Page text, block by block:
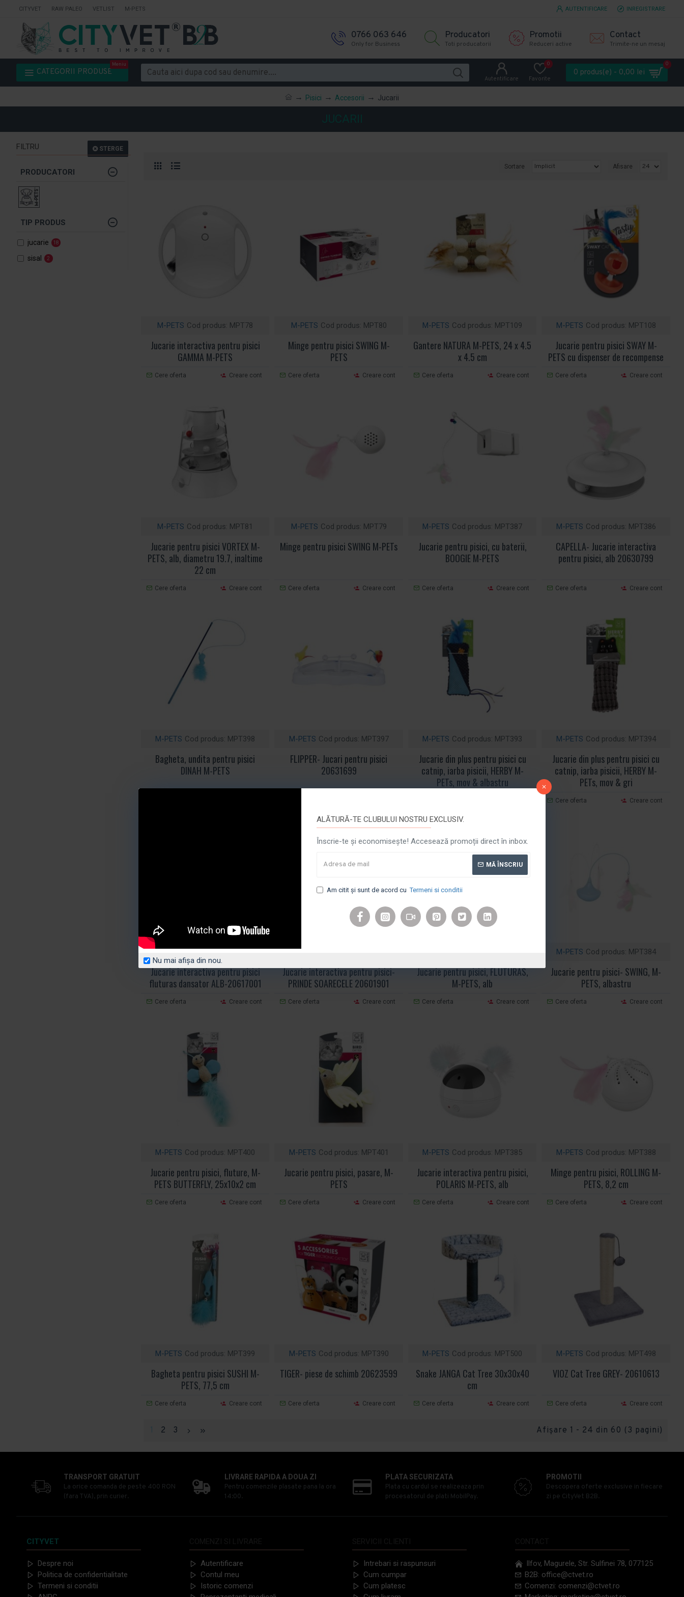
ALĂTURĂ-TE CLUBULUI NOSTRU EXCLUSIV.
Înscrie-te și economisește! Accesează promoții direct în inbox.
MĂ ÎNSCRIU
Am citit şi sunt de acord cu Termeni si conditii
Nu mai afișa din nou.
CITYVET RAW PALEO VETLIST M-PETS AUTENTIFICARE INREGISTRARE
0766 063 646
Only for Business
Producatori
Toti producatorii
Promotii
Reduceri active
Contact
Trimite-ne un mesaj
CATEGORII PRODUSE
Meniu
Autentificare Favorite
0
0 produs(e) - 0,00 lei
0
Pisici Accesorii Jucarii
JUCARII
FILTRU STERGE
PRODUCATORI
TIP PRODUS
jucarie 18
sisal 2
Sortare Afisare
M-PETS Cod produs: MPT78
Jucarie interactiva pentru pisici
GAMMA M-PETS
Cere oferta Creare cont
M-PETS Cod produs: MPT80
Minge pentru pisici SWING M-
PETS
Cere oferta Creare cont
M-PETS Cod produs: MPT109
Gantere NATURA M-PETS, 24 x 4.5
x 4.5 cm
Cere oferta Creare cont
M-PETS Cod produs: MPT108
Jucarie pentru pisici SWAY M-
PETS cu dispenser de recompense
Cere oferta Creare cont
M-PETS Cod produs: MPT81
Jucarie pentru pisici VORTEX M-
PETS, alb, diametru 19.7, inaltime
22 cm
Cere oferta Creare cont
M-PETS Cod produs: MPT79
Minge pentru pisici SWING M-PETs
Cere oferta Creare cont
M-PETS Cod produs: MPT387
Jucarie pentru pisici, cu baterii,
BOOGIE M-PETS
Cere oferta Creare cont
M-PETS Cod produs: MPT386
CAPELLA- Jucarie interactiva
pentru pisici, alb 20630799
Cere oferta Creare cont
M-PETS Cod produs: MPT398
Bagheta, undita pentru pisici
DINAH M-PETS
M-PETS Cod produs: MPT397
FLIPPER- Jucari pentru pisici
20631699
M-PETS Cod produs: MPT393
Jucarie din plus pentru pisici cu
catnip, iarba pisicii, HERBY M-
PETs, mov & albastru
M-PETS Cod produs: MPT394
Jucarie din plus pentru pisici cu
catnip, iarba pisicii, HERBY M-
PETs, mov & gri
Cere oferta Creare cont
M-PETS Cod produs: MPT76
Jucarie interactiva pentru pisici
fluturas dansator ALB-20617001
Cere oferta Creare cont
M-PETS
Jucarie interactiva pentru pisici-
PRINDE SOARECELE 20601901
Cere oferta Creare cont
Jucarie pentru pisici, FLUTURAS,
M-PETS, alb
Cere oferta Creare cont
M-PETS Cod produs: MPT384
Jucarie pentru pisici- SWING, M-
PETS, albastru
Cere oferta Creare cont
M-PETS Cod produs: MPT400
Jucarie pentru pisici, fluture, M-
PETS BUTTERFLY, 25x10x2 cm
Cere oferta Creare cont
M-PETS Cod produs: MPT401
Jucarie pentru pisici, pasare, M-
PETS
Cere oferta Creare cont
M-PETS Cod produs: MPT385
Jucarie interactiva pentru pisici,
POLARIS M-PETS, alb
Cere oferta Creare cont
M-PETS Cod produs: MPT388
Minge pentru pisici, ROLLING M-
PETS, 8,2 cm
Cere oferta Creare cont
M-PETS Cod produs: MPT399
Bagheta pentru pisici SUSHI M-
PETS, 77,5 cm
Cere oferta Creare cont
M-PETS Cod produs: MPT390
TIGER- piese de schimb 20623599
Cere oferta Creare cont
M-PETS Cod produs: MPT500
Snake JANGA Cat Tree 30x30x40
cm
Cere oferta Creare cont
M-PETS Cod produs: MPT498
VIOZ Cat Tree GREY- 20610613
Cere oferta Creare cont
1 2 3 Afişare 1 - 24 din 60 (3 pagini)
TRANSPORT GRATUIT
La orice comanda de peste 400 RON
(fara TVA), prin curier.
LIVRARE RAPIDA A DOUA ZI
Pentru comenzile plasate pana la ora
14:00.
PLATA SECURIZATA
Plata cu cardul se realizeaza prin
procesatorul de plati MobilPay.
PROMOTII
Descopera oferte exclusive in fiecare
zi pe CityVet B2B.
CITYVET
Despre noi
Politica de confidentialitate
Termeni si conditii
Autentificare
Contul meu
Istoric comenzi
Intrebari si raspunsuri
Cum cumpar
Cum platesc
Ilfov, Magurele, Str. Sulfinei 78, 077125
B2B: office@ctvet.ro
Comenzi: comenzi@ctvet.ro